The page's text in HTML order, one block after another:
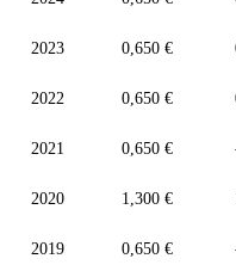
2023 0,650 €
2022 0,650 €
2021 0,650 €
2020 1,300 €
2019 0,650 €